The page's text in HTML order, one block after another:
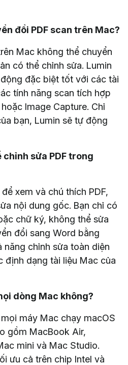
đổi PDF scan trên Mac?
Mac không thể chuyển
có thể chỉnh sửa. Lumin
đặc biệt tốt với các tài
tính năng scan tích hợp
Image Capture. Chỉ
bạn, Lumin sẽ tự động
sửa PDF trong
xem và chú thích PDF,
nội dung gốc. Bạn chỉ có
chữ ký, không thể sửa
đổi sang Word bằng
năng chỉnh sửa toàn diện
định dạng tài liệu Mac của
dòng Mac không?
máy Mac chạy macOS
gồm MacBook Air,
mini và Mac Studio.
ưu cả trên chip Intel và